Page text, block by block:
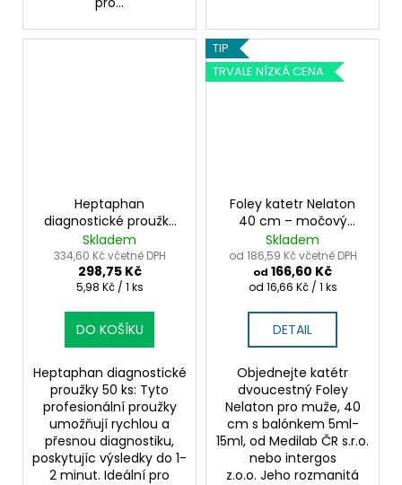
Heptaphan
diagnostické proužky
na moč – testování 7
parametrů
Skladem
334,60 Kč včetně DPH
298,75 Kč
Měrná
5,98 Kč / 1 ks
DO KOŠÍKU
Heptaphan diagnostické
proužky 50 ks: Tyto
profesionální proužky
umožňují rychlou a
přesnou diagnostiku,
poskytujíc výsledky do 1-
2 minut. Ideální pro
TIP
TRVALE NÍZKÁ CENA
Foley katetr Nelaton
40 cm – močový
katetr s balónkem pro
muže 10ks
Skladem
od 186,59 Kč včetně DPH
od 166,60 Kč
Měrná
od 16,66 Kč / 1 ks
DETAIL
Objednejte katétr
dvoucestný Foley
Nelaton pro muže, 40
cm s balónkem 5ml-
15ml, od Medilab ČR s.r.o.
nebo intergos
z.o.o. Jeho rozmanitá